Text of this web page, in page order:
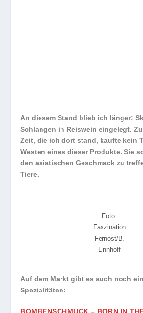
An diesem Stand blieb ich länger:
Schlangen in Reiswein eingelegt.
Zeit, die ich dort stand, kaufte kein
Westen eines dieser Produkte. Sie
den asiatischen Geschmack zu
Tiere.
Foto:
Faszination
Fernost/B.
Linnhoff
Auf dem Markt gibt es auch noch
Spezialitäten:
BOMBENSCHMUCK – BORN IN